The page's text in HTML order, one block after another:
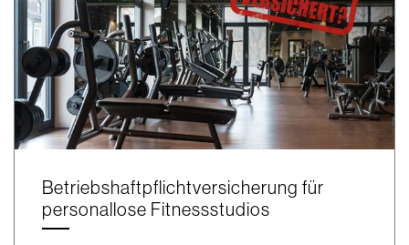
Betriebshaftpflichtversicherung für
personallose Fitnessstudios